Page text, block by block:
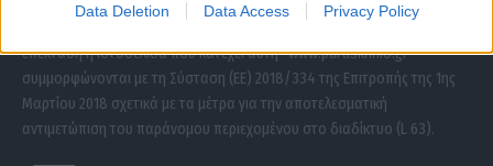
Data Deletion Data Access Privacy Policy
επέκταση η ιστοσελίδα που κατέχει αυτή “www.paraskhnio.gr”
συμμορφώνονται με τη Σύσταση (ΕΕ) 2018/334 της Επιτροπής της 1ης
Μαρτίου 2018 σχετικά με τα μέτρα για την αποτελεσματική
αντιμετώπιση του παράνομου περιεχομένου στο διαδίκτυο (L 63).